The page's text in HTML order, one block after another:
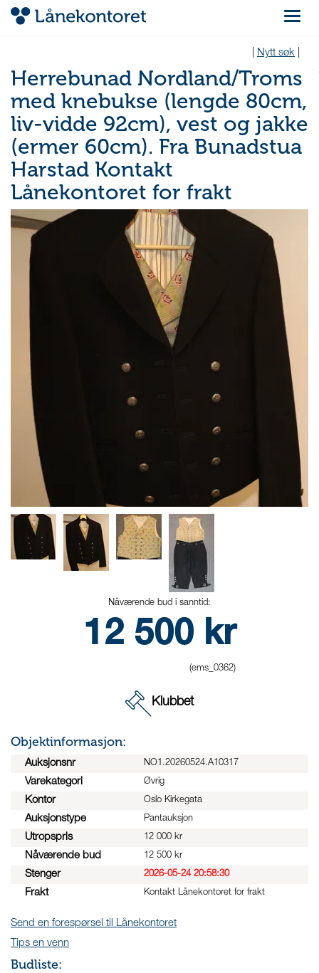
Nytt søk
Herrebunad Nordland/Troms
med knebukse (lengde 80cm,
liv-vidde 92cm), vest og jakke
(ermer 60cm). Fra Bunadstua
Harstad Kontakt
Lånekontoret for frakt
Nåværende bud i sanntid:
12 500 kr
(ems_0362)
Klubbet
Objektinformasjon:
Auksjonsnr NO1.20260524.A10317
Varekategori Øvrig
Kontor Oslo Kirkegata
Auksjonstype Pantauksjon
Utropspris 12 000 kr
Nåværende bud 12 500 kr
Stenger 2026-05-24 20:58:30
Frakt Kontakt Lånekontoret for frakt
Send en forespørsel til Lånekontoret
Tips en venn
Budliste: